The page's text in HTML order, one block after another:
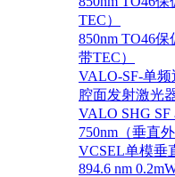
TEC）
850nm TO46
带TEC）
VALO-SF-单
腔面发射激光器
VALO SHG
750nm（垂直
VCSEL单模垂
894.6 nm